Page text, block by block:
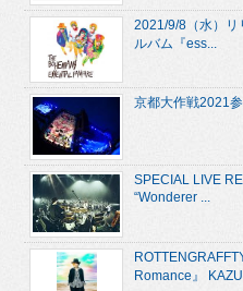
2021/9/8（水）リ
ルバム『ess...
京都大作戦2021
SPECIAL LIVE
“Wonderer ...
Romance』